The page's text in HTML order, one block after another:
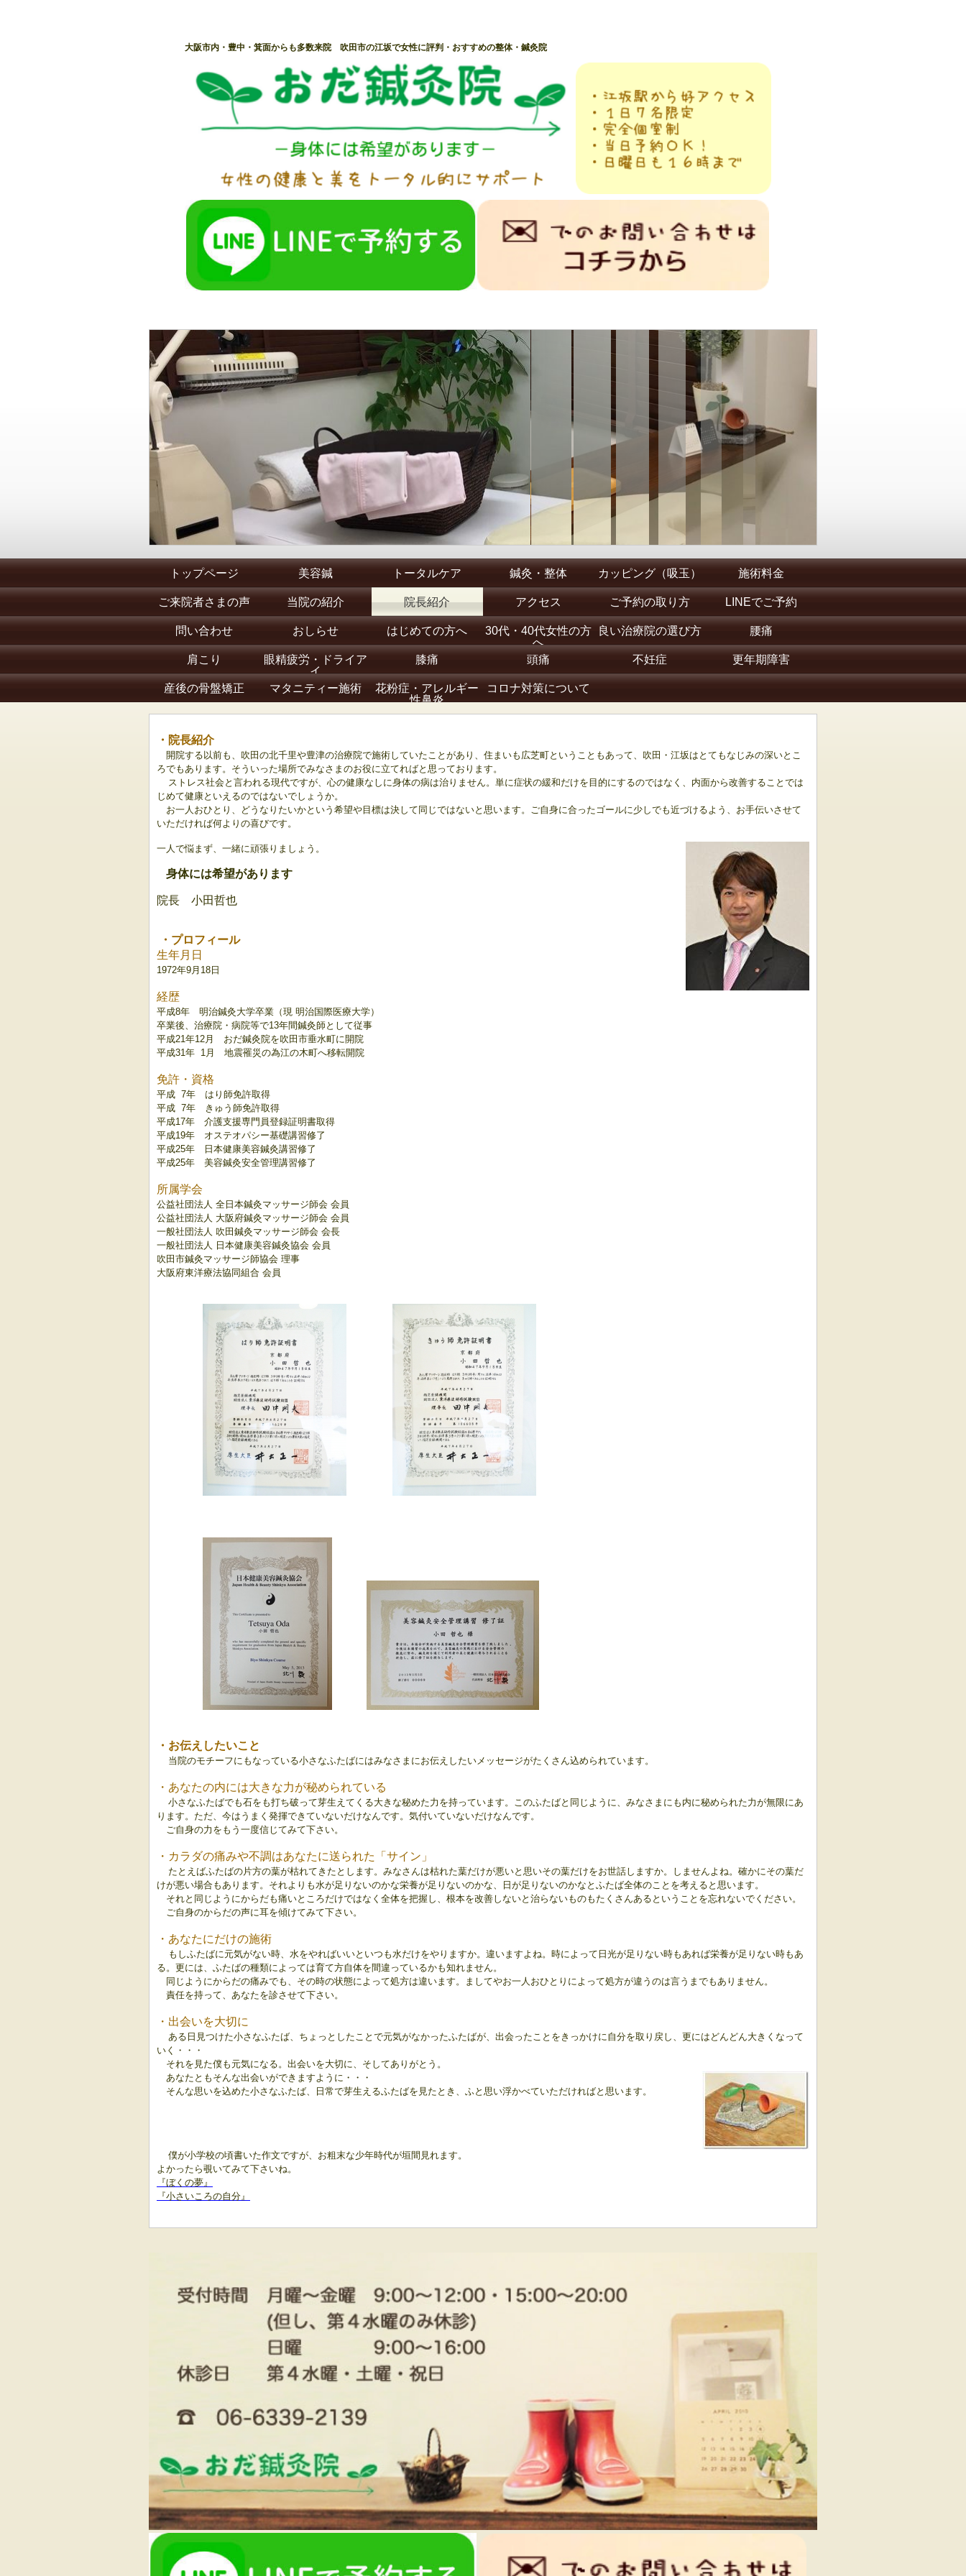
大阪市内・豊中・箕面からも多数来院 吹田市の江坂で女性に評判・おすすめの整体・鍼灸院
トップページ 美容鍼 トータルケア 鍼灸・整体 カッピング（吸玉） 施術料金
ご来院者さまの声 当院の紹介 院長紹介 アクセス ご予約の取り方 LINEでご予約
問い合わせ おしらせ はじめての方へ
30代・40代女性の方
へ
良い治療院の選び方 腰痛
肩こり
眼精疲労・ドライア
イ
膝痛 頭痛 不妊症 更年期障害
産後の骨盤矯正 マタニティー施術
花粉症・アレルギー
性鼻炎
コロナ対策について
・院長紹介
開院する以前も、吹田の北千里や豊津の治療院で施術していたことがあり、住まいも 広芝町ということもあって、吹田・江坂はとてもなじみの深いとこ
ろでもあります。そういった場所でみなさまのお役に立てればと思っております。
ストレス社会と言われる現代ですが、心の健康なしに身体の病は治りません。 単に症状の緩和だけを目的にするのではなく、内面から改善することでは
じめて健康といえるのではないでしょうか。
お一人おひとり、どうなりたいかという希望や目標は決して同じではないと思います。 ご自身に合ったゴールに少しでも近づけるよう、お手伝いさせて
いただければ何よりの喜びです。
一人で悩まず、一緒に頑張りましょう。
身体には希望があります
院長 小田哲也
・プロフィール
生年月日
1972年9月18日
経歴
平成8年 明治鍼灸大学卒業（現 明治国際医療大学）
卒業後、治療院・病院等で13年間鍼灸師として従事
平成21年12月 おだ鍼灸院を吹田市垂水町に開院
平成31年 1月 地震罹災の為江の木町へ移転開院
免許・資格
平成 7年 はり師免許取得
平成 7年 きゅう師免許取得
平成17年 介護支援専門員登録証明書取得
平成19年 オステオパシー基礎講習修了
平成25年 日本健康美容鍼灸講習修了
平成25年 美容鍼灸安全管理講習修了
所属学会
公益社団法人 全日本鍼灸マッサージ師会 会員
公益社団法人 大阪府鍼灸マッサージ師会 会員
一般社団法人 吹田鍼灸マッサージ師会 会長
一般社団法人 日本健康美容鍼灸協会 会員
吹田市鍼灸マッサージ師協会 理事
大阪府東洋療法協同組合 会員
・お伝えしたいこと
当院のモチーフにもなっている小さなふたばにはみなさまにお伝えしたいメッセージがたくさん込められています。
・あなたの内には大きな力が秘められている
小さなふたばでも石をも打ち破って芽生えてくる大きな秘めた力を持っています。 このふたばと同じように、みなさまにも内に秘められた力が無限にあ
ります。 ただ、今はうまく発揮できていないだけなんです。気付いていないだけなんです。
ご自身の力をもう一度信じてみて下さい。
・カラダの痛みや不調はあなたに送られた「サイン」
たとえばふたばの片方の葉が枯れてきたとします。みなさんは枯れた葉だけが悪いと思いその葉だけをお世話しますか。
しませんよね。確かにその葉だ
けが悪い場合もあります。それよりも水が足りないのかな栄養が足りないのかな、日が足りないのかなとふたば全体のことを考えると思います。
それと同じようにからだも痛いところだけではなく全体を把握し、根本を改善しないと治らないものもたくさんあるということを忘れないでください。
ご自身のからだの声に耳を傾けてみて下さ い。
・あなたにだけの施術
もしふたばに元気がない時、水をやればいいといつも水だけをやりますか。 違いますよね。時によって日光が足りない時もあれば栄養が足りない時もあ
る。更には、ふたばの種類によっては育て方自体を間違っているかも知れません。
同じようにからだの痛みでも、その時の状態によって処方は違います。ましてやお一人おひとりによって処方が違うのは言うまでもありません。
責任を持って、あなたを診させて下さい。
・出会いを大切に
ある日見つけた小さなふたば、ちょっとしたことで元気がなかったふたばが、出会ったことをきっかけに自分を取り戻し、更にはどんどん大きくなって
いく・・・
それを見た僕も元気になる。出会いを大切に、そしてありがとう。
あなたともそんな出会いができますように・・・
そんな思いを込めた小さなふたば、日常で芽生えるふたばを見たとき、ふと思い浮かべていただければと思います。
僕が小学校の頃書いた作文ですが、お粗末な少年時代が垣間見れます。
よかったら覗いてみて下さいね。
『ぼくの夢』
『小さいころの自分』